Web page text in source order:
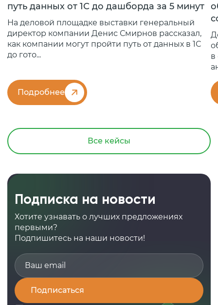
путь данных от 1С до дашборда за 5 минут
На деловой площадке выставки генеральный
директор компании Денис Смирнов рассказал,
как компании могут пройти путь от данных в 1С
до гото...
Подробнее
в
Все кейсы
Подписка на новости
Хотите узнавать о лучших предложениях
первыми?
Подпишитесь на наши новости!